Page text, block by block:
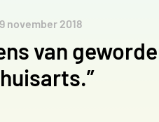
november 2018
van